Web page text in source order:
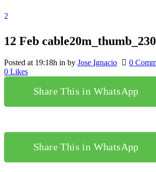
12 Feb
Posted at 19:18h in by Jose Ignacio
0
0 Likes
Share This in WhatsApp
Share This in WhatsApp